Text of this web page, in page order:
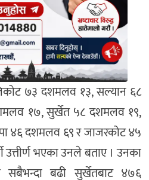
७३ दशमलव १३, सल्यान ६८
१७, सुर्खेत ५८ दशमलव १९,
४६ दशमलव ६९ र जाजरकोट ४५
उत्तीर्ण भएका उनले बताए । उनका
बढी सुर्खेतबाट ४७६